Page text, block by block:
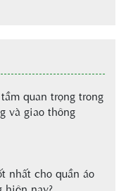
quan trọng trong
và giao thông
nhất cho quần áo